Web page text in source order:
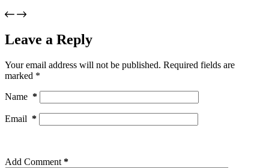
Leave a Reply
Your email address will not be published. Required fields are
marked *
Name *
Email *
Add Comment *